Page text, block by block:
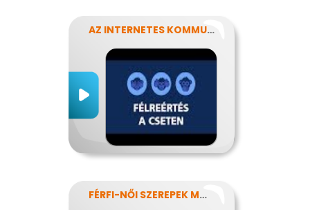
AZ INTERNETES KOMMUNIKÁCIÓ NÉHÁNY SAJÁTOSSÁGA
FÉRFI-NŐI SZEREPEK MODERN SZEMMEL